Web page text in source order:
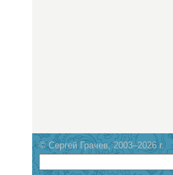
© Сергей Грачев, 2003–2026 г.